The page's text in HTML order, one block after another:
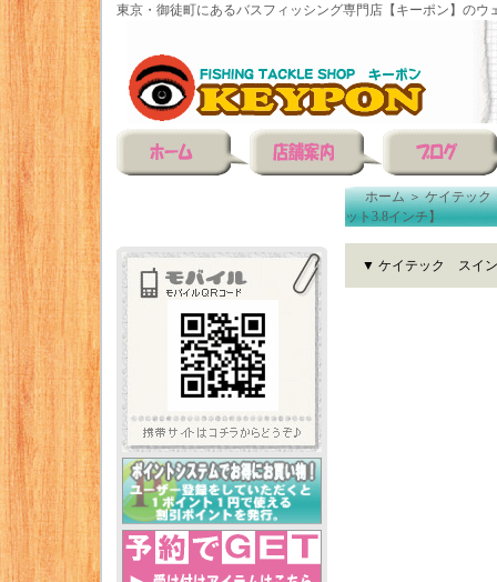
東京・御徒町にあるバスフィッシング専門店【キーポン】のウ
ホーム＞ケイテック
ット3.8インチ】
▼ ケイテック スイン